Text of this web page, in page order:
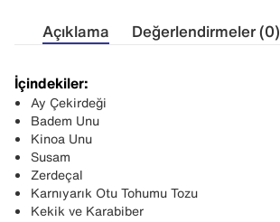
Açıklama Değerlendirmeler (0)
İçindekiler:
Ay Çekirdeği
Badem Unu
Kinoa Unu
Susam
Zerdeçal
Karnıyarık Otu Tohumu Tozu
Kekik ve Karabiber